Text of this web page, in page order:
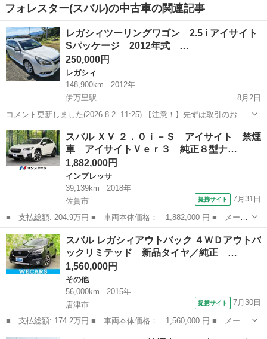
フォレスター(スバル)の中古車の関連記事
レガシィツーリングワゴン 2.5 i アイサイト
Sパッケージ 2012年式 …
250,000円
レガシィ
148,900km
2012年
伊万里駅
8月2日
コメント更新しました(2026.8.2. 11:25) 【注意！】先ずは取引のお相
手を業者様に限らせて頂きます。 （安心して任せられるお
相手） 引き渡しは８月下旬～９月上旬頃の見込みです。 （セ...
佐賀 伊万里市 アイサイト
スバル ＸＶ ２．０ｉ－Ｓ アイサイト 禁煙
車 アイサイトＶｅｒ３ 純正８型ナ…
1,882,000円
インプレッサ
39,139km
2018年
佐賀市
提携サイト 7月31日
■ 支払総額: 204.9万円 ■ 車両本体価格： 1,882,000 円 ■ メーカ
ー名： スバル ■ 車種名： ＸＶ ■ グレード名： ２．０ｉ－
Ｓ アイサイト 禁煙車 アイサイトＶｅｒ３ 純正８型ナビ バッ
クカメラ ...
佐賀 佐賀市 インプレッサ
スバル レガシィアウトバック ４ＷＤアウトバ
ックリミテッド 新品タイヤ／純正 …
1,560,000円
その他
56,000km
2015年
唐津市
提携サイト 7月30日
■ 支払総額: 174.2万円 ■ 車両本体価格： 1,560,000 円 ■ メーカ
ー名： スバル ■ 車種名： レガシィアウトバック ■ グレード
佐賀 唐津市